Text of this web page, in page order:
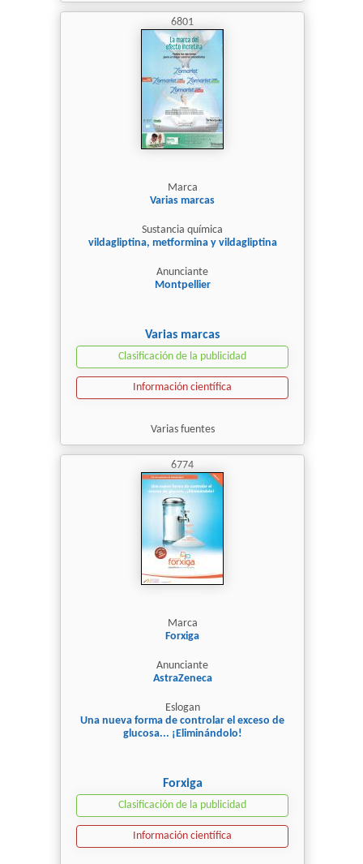
6801
Marca
Varias marcas
Sustancia química
vildagliptina, metformina y vildagliptina
Anunciante
Montpellier
Varias marcas
Clasificación de la publicidad
Información científica
Varias fuentes
6774
Marca
Forxiga
Anunciante
AstraZeneca
Eslogan
Una nueva forma de controlar el exceso de
glucosa... ¡Eliminándolo!
Forxiga
Clasificación de la publicidad
Información científica